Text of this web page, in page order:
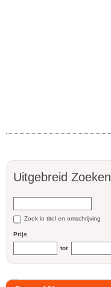
Uitgebreid Zoeken
Zoek in titel en omschrijving
Prijs
tot